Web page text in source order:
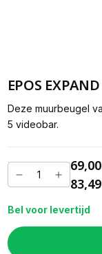
EPOS
Deze muurbeugel
5 videobar.
69,00
83,49
Bel voor levertijd